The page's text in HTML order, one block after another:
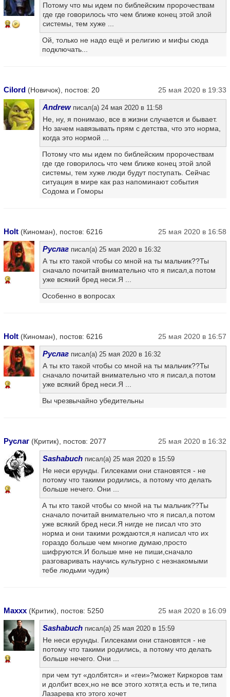
11
Потому что мы идем по библейским пророчествам
где где говорилось что чем ближе конец этой злой
системы, тем хуже ...
Ой, только не надо ещё и религию и мифы сюда
подключать...
Cilord (Новичок), постов: 20 25 мая 2020 в 19:33
Andrewписал(а) 24 мая 2020 в 11:58
Не, ну, я понимаю, все в жизни случается и бывает.
Но зачем навязывать прям с детства, что это норма,
когда это нормой ...
Потому что мы идем по библейским пророчествам
где где говорилось что чем ближе конец этой злой
системы, тем хуже люди будут поступать. Сейчас
ситуация в мире как раз напоминают события
Содома и Гоморы
Holt (Киноман), постов: 6216 25 мая 2020 в 16:58
7
Руслаг писал(а) 25 мая 2020 в 16:32
А ты кто такой чтобы со мной на ты мальчик??Ты
сначало почитай внимательно что я писал,а потом
уже всякий бред неси.Я ...
Особенно в вопросах
Holt (Киноман), постов: 6216 25 мая 2020 в 16:57
7
Руслаг писал(а) 25 мая 2020 в 16:32
А ты кто такой чтобы со мной на ты мальчик??Ты
сначало почитай внимательно что я писал,а потом
уже всякий бред неси.Я ...
Вы чрезвычайно убедительны
Руслаг (Критик), постов: 2077 25 мая 2020 в 16:32
7
Sashabuch писал(а) 25 мая 2020 в 15:59
Не неси ерунды. Гилсеками они становятся - не
потому что такими родились, а потому что делать
больше нечего. Они ...
А ты кто такой чтобы со мной на ты мальчик??Ты
сначало почитай внимательно что я писал,а потом
уже всякий бред неси.Я нигде не писал что это
норма и они такими рождаются,я написал что их
гораздо больше чем многие думаю,просто
шифруются.И больше мне не пиши,сначало
разговаривать научись культурно с незнакомыми
тебе людьми чудик)
Maxxx (Критик), постов: 5250 25 мая 2020 в 16:09
13
Sashabuch писал(а) 25 мая 2020 в 15:59
Не неси ерунды. Гилсеками они становятся - не
потому что такими родились, а потому что делать
больше нечего. Они ...
при чем тут «долбятся» и «геи»?может Киркоров там
и долбит всех,но не все этого хотят,а есть и те,типа
Лазарева кто этого хочет